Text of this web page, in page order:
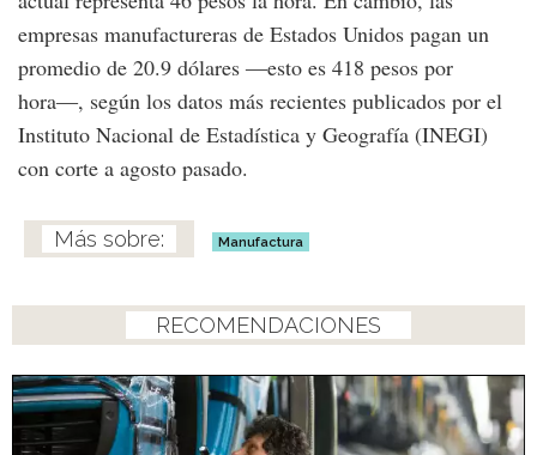
empresas manufactureras de Estados Unidos pagan un
promedio de 20.9 dólares ―esto es 418 pesos por
hora―, según los datos más recientes publicados por el
Instituto Nacional de Estadística y Geografía (INEGI)
con corte a agosto pasado.
Manufactura
RECOMENDACIONES